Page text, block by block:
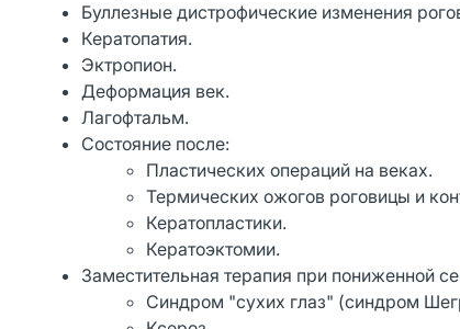
Буллезные дистрофические изменения
Кератопатия.
Эктропион.
Деформация век.
Лагофтальм.
Состояние после:
Пластических операций на веках.
Термических ожогов роговицы и
Кератопластики.
Кератоэктомии.
Заместительная терапия при пониженной
Синдром "сухих глаз" (синдром